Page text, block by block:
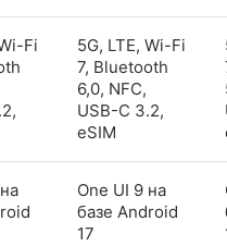
Fi
5G, LTE, Wi-Fi
7, Bluetooth
6,0, NFC,
USB-C 3.2,
eSIM
One UI 9 на
базе Android
17